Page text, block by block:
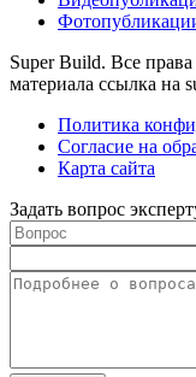
Super Build. Все
материала ссылка на
Политика
Согласие на
Карта сайта
Задать вопрос